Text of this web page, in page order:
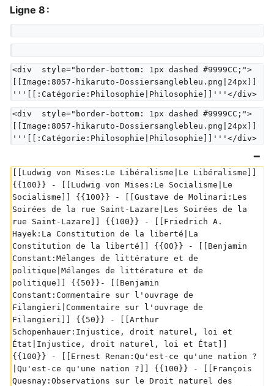
Ligne 8 :
<div  style="border-bottom: 1px dashed #9999CC;">
[[Image:8057-hikaruto-Dossiersanglebleu.png|24px]]
'''[[:Catégorie:Philosophie|Philosophie]]'''</div>
<div  style="border-bottom: 1px dashed #9999CC;">
[[Image:8057-hikaruto-Dossiersanglebleu.png|24px]]
'''[[:Catégorie:Philosophie|Philosophie]]'''</div>
[[Ludwig von Mises:Le Libéralisme|Le Libéralisme]]
{{100}} - [[Ludwig von Mises:Le Socialisme|Le
Socialisme]] {{100}} - [[Gustave de Molinari:Les
Soirées de la rue Saint-Lazare|Les Soirées de la
rue Saint-Lazare]] {{100}} - [[Friedrich A.
Hayek:La Constitution de la liberté|La
Constitution de la liberté]] {{00}} - [[Benjamin
Constant:Mélanges de littérature et de
politique|Mélanges de littérature et de
politique]] {{50}}- [[Benjamin
Constant:Commentaire sur l'ouvrage de
Filangieri|Commentaire sur l'ouvrage de
Filangieri]] {{50}} - [[Arthur
Schopenhauer:Injustice, droit naturel, loi et
État|Injustice, droit naturel, loi et État]]
{{100}} - [[Ernest Renan:Qu'est-ce qu'une nation ?
|Qu'est-ce qu'une nation ?]] {{100}} - [[François
Quesnay:Observations sur le Droit naturel des